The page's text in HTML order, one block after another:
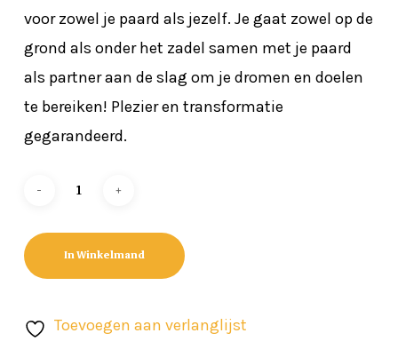
voor zowel je paard als jezelf. Je gaat zowel op de
grond als onder het zadel samen met je paard
als partner aan de slag om je dromen en doelen
te bereiken! Plezier en transformatie
gegarandeerd.
In Winkelmand
Toevoegen aan verlanglijst